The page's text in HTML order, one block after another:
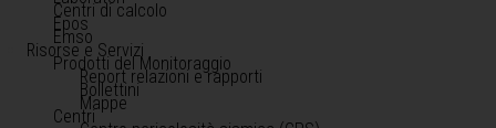
Centri di calcolo
Epos
Emso
Risorse e Servizi
Prodotti del Monitoraggio
Report relazioni e rapporti
Bollettini
Mappe
Centri